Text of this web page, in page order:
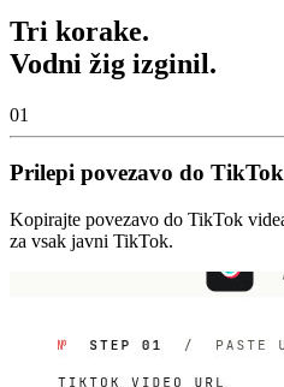
Tri korake.
Vodni žig izginil.
01
Prilepi povezavo do
Kopirajte povezavo do TikTok
za vsak javni TikTok.